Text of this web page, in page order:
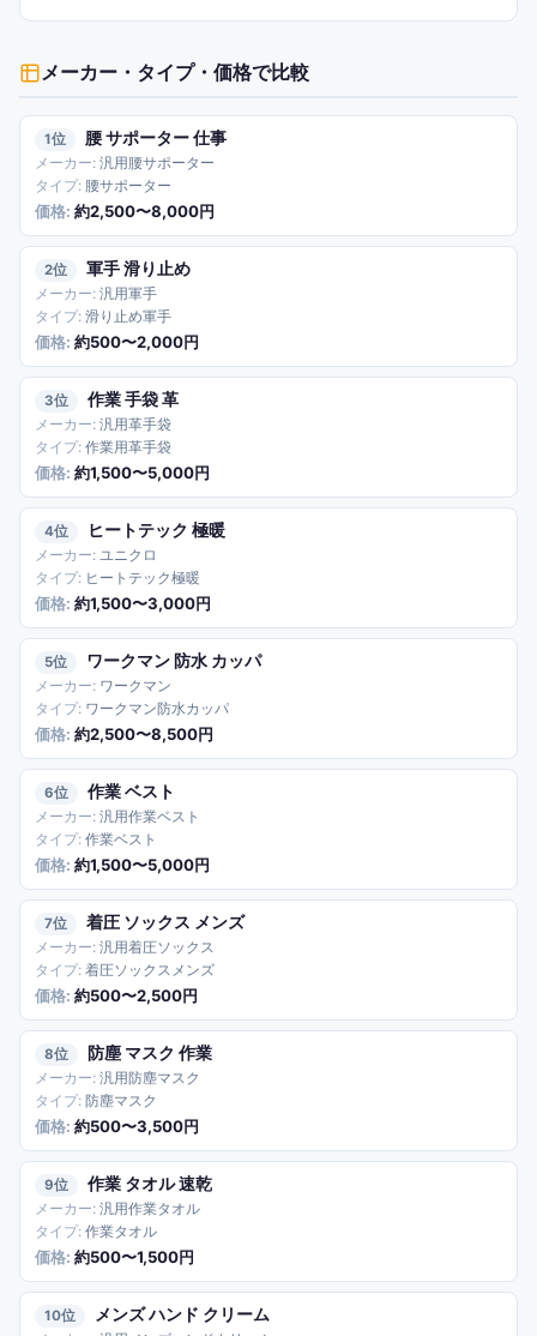
メーカー・タイプ・価格で比較
1 腰 サポーター 仕事
汎用腰サポーター
腰サポーター
約2,500〜8,000円
2 軍手 滑り止め
汎用軍手
滑り止め軍手
約500〜2,000円
3 作業 手袋 革
汎用革手袋
作業用革手袋
約1,500〜5,000円
4 ヒートテック 極暖
ユニクロ
ヒートテック極暖
約1,500〜3,000円
5 ワークマン 防水 カッパ
ワークマン
ワークマン防水カッパ
約2,500〜8,500円
6 作業 ベスト
汎用作業ベスト
作業ベスト
約1,500〜5,000円
7 着圧 ソックス メンズ
汎用着圧ソックス
着圧ソックスメンズ
約500〜2,500円
8 防塵 マスク 作業
汎用防塵マスク
防塵マスク
約500〜3,500円
9 作業 タオル 速乾
汎用作業タオル
作業タオル
約500〜1,500円
10 メンズ ハンド クリーム